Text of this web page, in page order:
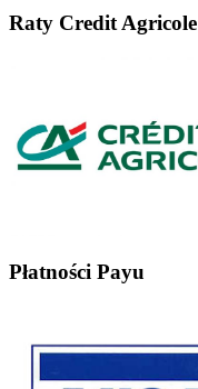
Raty Credit Agricole
Płatności Payu